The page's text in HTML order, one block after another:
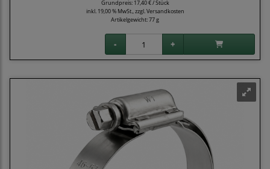
Grundpreis: 17,40 € / Stück
inkl. 19,00 % MwSt., zzgl.Versandkosten
Artikelgewicht: 77 g